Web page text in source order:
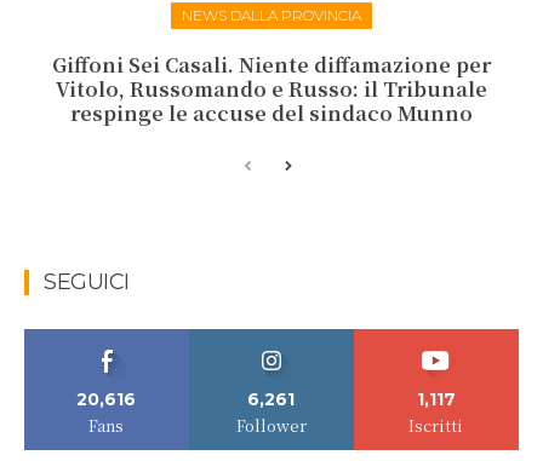
NEWS DALLA PROVINCIA
Giffoni Sei Casali. Niente diffamazione per
Vitolo, Russomando e Russo: il Tribunale
respinge le accuse del sindaco Munno
SEGUICI
20,616
Fans
6,261
Follower
1,117
Iscritti